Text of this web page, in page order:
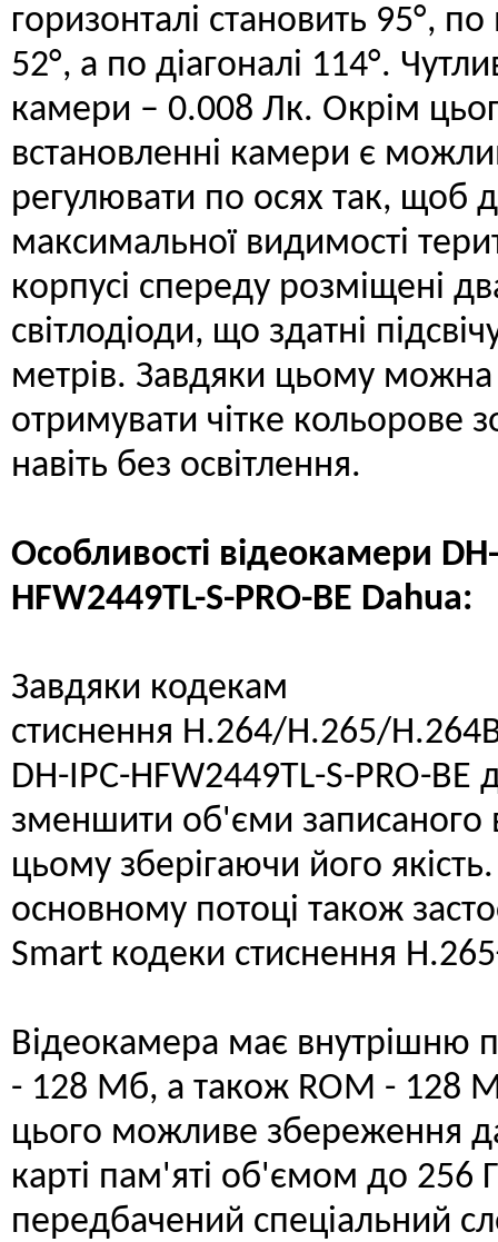
горизонталі становить 95°,
52°, а по діагоналі 114°.
камери – 0.008 Лк. Окрім
встановленні камери є
регулювати по осях так, щоб
максимальної видимості
корпусі спереду розміщені
світлодіоди, що здатні
метрів. Завдяки цьому можна
отримувати чітке кольорове
навіть без освітлення.
Особливості відеокамери
HFW2449TL-S-PRO-BE Dahua:
Завдяки кодекам
стиснення H.264/H.265/
DH-IPC-HFW2449TL-S-PRO-BE
зменшити об'єми записаного
цьому зберігаючи його
основному потоці також
Smart кодеки стиснення
Відеокамера має внутрішню
- 128 Мб, а також ROM - 128
цього можливе збереження
карті пам'яті об'ємом до 256
передбачений спеціальний